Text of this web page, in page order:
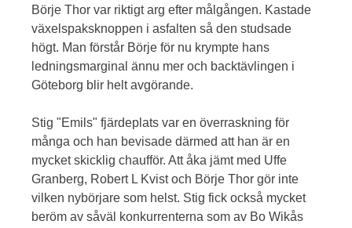
Börje Thor var riktigt arg efter målgången. Kastade
växelspaksknoppen i asfalten så den studsade
högt. Man förstår Börje för nu krympte hans
ledningsmarginal ännu mer och backtävlingen i
Göteborg blir helt avgörande.
Stig "Emils" fjärdeplats var en överraskning för
många och han bevisade därmed att han är en
mycket skicklig chaufför. Att åka jämt med Uffe
Granberg, Robert L Kvist och Börje Thor gör inte
vilken nybörjare som helst. Stig fick också mycket
beröm av såväl konkurrenterna som av Bo Wikås